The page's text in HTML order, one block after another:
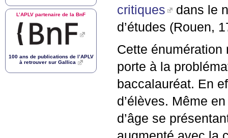
critiques
dans le
d’études (Rouen,
Cette énumération
porte à la
baccalauréat. En
d’élèves. Même
d’âge se
L’APLV partenaire de la BnF
100 ans de publications de l’APLV
à retrouver sur Gallica